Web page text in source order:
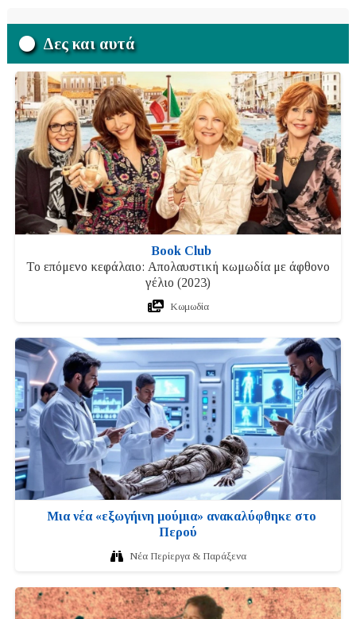
Δες και αυτά
Book Club
Το επόμενο κεφάλαιο: Απολαυστική κωμωδία με άφθονο
γέλιο (2023)
Κωμωδία
Μια νέα «εξωγήινη μούμια» ανακαλύφθηκε στο
Περού
Νέα Περίεργα & Παράξενα